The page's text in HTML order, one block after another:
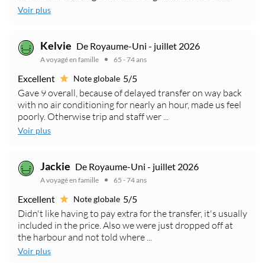
Voir plus
Kelvie De Royaume-Uni - juillet 2026
A voyagé en famille 65 - 74 ans
Excellent Note globale 5/5
Gave 9 overall, because of delayed transfer on way back
with no air conditioning for nearly an hour, made us feel
poorly. Otherwise trip and staff wer ...
Voir plus
Jackie De Royaume-Uni - juillet 2026
A voyagé en famille 65 - 74 ans
Excellent Note globale 5/5
Didn't like having to pay extra for the transfer, it's usually
included in the price. Also we were just dropped off at
the harbour and not told where ...
Voir plus